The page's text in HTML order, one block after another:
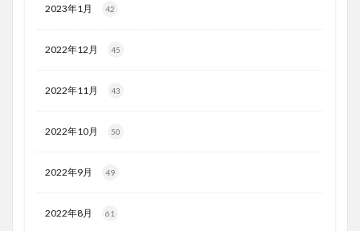
2023年1月 42
2022年12月 45
2022年11月 43
2022年10月 50
2022年9月 49
2022年8月 61